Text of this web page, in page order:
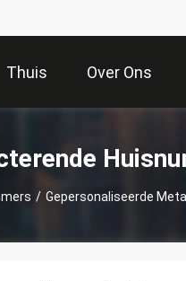
Thuis Over Ons
/ Gepersonaliseerde